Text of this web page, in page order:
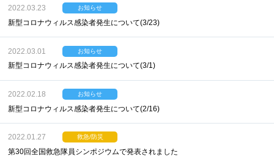
2022.03.23 お知らせ
新型コロナウィルス感染者発生について(3/23)
2022.03.01 お知らせ
新型コロナウィルス感染者発生について(3/1)
2022.02.18 お知らせ
新型コロナウィルス感染者発生について(2/16)
2022.01.27 救急/防災
第30回全国救急隊員シンポジウムで発表されました